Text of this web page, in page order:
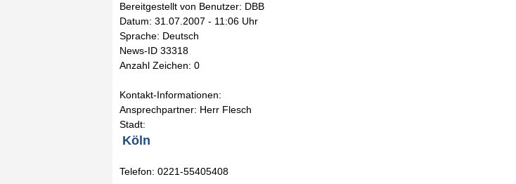
Bereitgestellt von Benutzer: DBB
Datum: 31.07.2007 - 11:06 Uhr
Sprache: Deutsch
News-ID 33318
Anzahl Zeichen: 0
Kontakt-Informationen:
Ansprechpartner: Herr Flesch
Stadt:
Köln
Telefon: 0221-55405408